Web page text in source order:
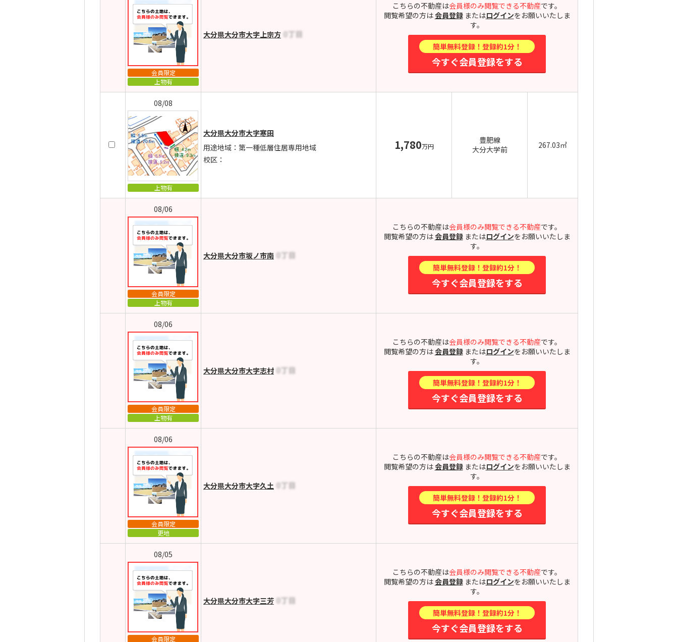
会員限定
上物有
大分県大分市大字上宗方
こちらの不動産は会員様のみ閲覧できる不動産です。
閲覧希望の方は会員登録またはログインをお願いいたしま
す。
簡単無料登録！登録約1分！
今すぐ会員登録をする
08/08
上物有
大分県大分市大字寒田
用途地域：第一種低層住居専用地域
校区：
1,780万円
豊肥線
大分大学前
267.03㎡
08/06
会員限定
上物有
大分県大分市坂ノ市南
こちらの不動産は会員様のみ閲覧できる不動産です。
閲覧希望の方は会員登録またはログインをお願いいたしま
す。
簡単無料登録！登録約1分！
今すぐ会員登録をする
08/06
会員限定
上物有
大分県大分市大字志村
こちらの不動産は会員様のみ閲覧できる不動産です。
閲覧希望の方は会員登録またはログインをお願いいたしま
す。
簡単無料登録！登録約1分！
今すぐ会員登録をする
08/06
会員限定
更地
大分県大分市大字久土
こちらの不動産は会員様のみ閲覧できる不動産です。
閲覧希望の方は会員登録またはログインをお願いいたしま
す。
簡単無料登録！登録約1分！
今すぐ会員登録をする
08/05
会員限定
大分県大分市大字三芳
こちらの不動産は会員様のみ閲覧できる不動産です。
閲覧希望の方は会員登録またはログインをお願いいたしま
す。
簡単無料登録！登録約1分！
今すぐ会員登録をする